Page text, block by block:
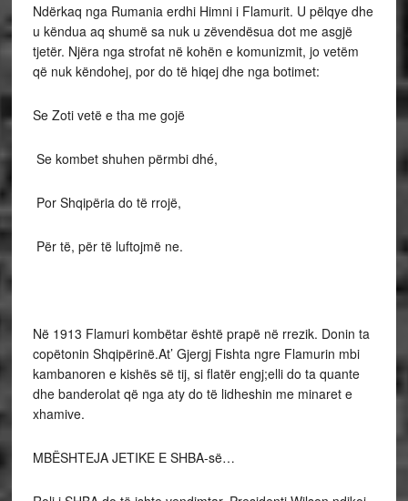
Ndërkaq nga Rumania erdhi Himni i Flamurit. U pëlqye dhe
u këndua aq shumë sa nuk u zëvendësua dot me asgjë
tjetër. Njëra nga strofat në kohën e komunizmit, jo vetëm
që nuk këndohej, por do të hiqej dhe nga botimet:​​​​​​​
Se Zoti vetë e tha me gojë
​ Se kombet shuhen përmbi dhé,
​ Por Shqipëria do të rrojë,
​ Për të, për të luftojmë ne.​
Në 1913 Flamuri kombëtar është prapë në rrezik. Donin ta
copëtonin Shqipërinë.​​​​​​​​At’ Gjergj Fishta ngre Flamurin mbi
kambanoren e kishës së tij, si flatër engj;elli do ta quante
dhe banderolat që nga aty do të lidheshin me minaret e
xhamive.
MBËSHTEJA JETIKE E SHBA-së…